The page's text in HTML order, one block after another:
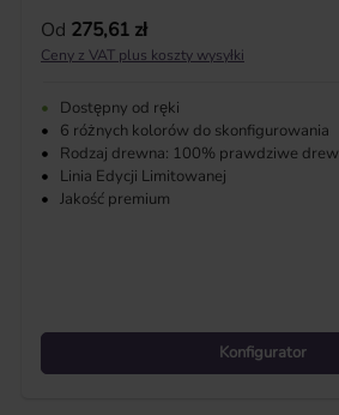
Cena regularna:
Od 275,61 zł
Ceny z VAT plus koszty wysyłki
•
Dostępny od ręki
•
6 różnych kolorów do skonfigurowania
•
Rodzaj drewna: 100% prawdziwe
•
Linia Edycji Limitowanej
• Jakość premium
Konfigurator